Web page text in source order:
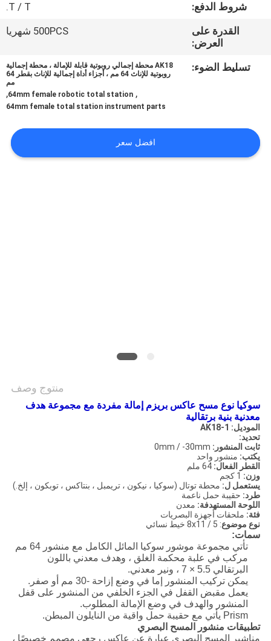
اتصل
اطلب
خريطة
الموقع
شروط الدفع:
T / T.
القدرة على
العرض:
500PCS شهريا
تسليط الضوء:
AK18 محطة إجمالي روبوتية قابلة للإمالة ، محطة إجمالية
روبوتية للإناث 64 مم ، أجزاء أداة إجمالية للإناث بقطر 64
مم
,
64mm female robotic total station
,
64mm female total station instrument parts
افضل سعر
منتوج وصف
سوكيا نوع مسح عاكس بريزم إمالة مفردة مع مجموعة هدف
معدنية بنية برتقالية
الموديل: AK18-1
تحديد:
ثابت المنشور:
يكتب: منشور واحد
القطر الفعال:
وزن:
يستعمل ل: محطة توتال (سوكيا ، نيكون ، تريمبل ، بنتاكس ، توبكون ، إلخ.)
طرد: حقيبة حمل ناعمة
اللوحة المستهدفة: معدن
فئة: ملحقات أجهزة البصريات
نوع موضوع: 5 / 8x11 خيط نسائي
سمات:
تأتي مجموعة موشور سوكيا المائل الكامل مع منشور 64 مم
مركب في علبة محكمة الغلق ، وهدف معدني باللون
البرتقالي 5.5 × 7 ، ونير معدني.
يمكن تركيب المنشور إما في وضع إزاحة -30 مم أو صفر.
يعمل مقبض القفل في الجزء الخلفي من المنشور على قفل
المنشور والهدف في وضع الإمالة المطلوب.
Prism يأتي مع حقيبة حمل واقية من النايلون المبطن.
تطبيقات منشور المسح البصري
مناشير المسح البصري عبارة عن عاكس رجعي مصمم خصيصًا ،